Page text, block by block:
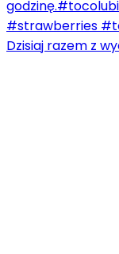
Dzisiaj razem z